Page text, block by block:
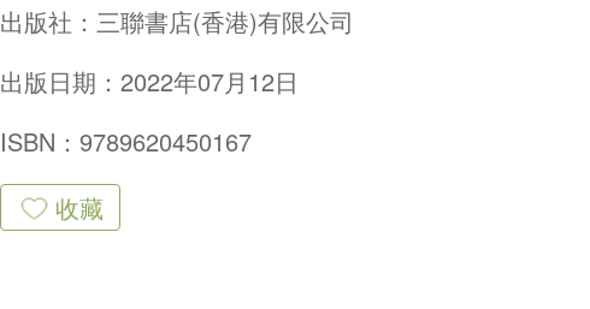
出版社： 三聯書店(香港)有限公司
出版日期：2022年07月12日
ISBN：9789620450167
收藏